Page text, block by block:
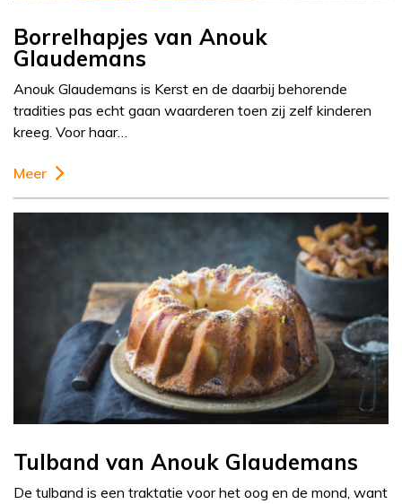
Borrelhapjes van Anouk
Glaudemans
Anouk Glaudemans is Kerst en de daarbij behorende
tradities pas echt gaan waarderen toen zij zelf kinderen
kreeg. Voor haar…
Meer
Tulband van Anouk Glaudemans
De tulband is een traktatie voor het oog en de mond, want